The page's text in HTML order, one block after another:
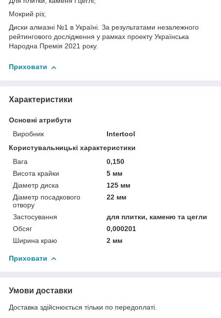
Мокрий різ;
Диски алмазні №1 в Україні. За результатами незалежного
рейтингового дослідження у рамках проекту Українська
Народна Премія 2021 року.
Приховати
Характеристики
Основні атрибути
Виробник
Intertool
Користувальницькі характеристики
Вага
0,150
Висота крайки
5 мм
Діаметр диска
125 мм
Діаметр посадкового
отвору
22 мм
Застосування
для плитки, каменю та цегли
Обсяг
0,000201
Ширина краю
2 мм
Приховати
Умови доставки
Доставка здійснюється тільки по передоплаті.